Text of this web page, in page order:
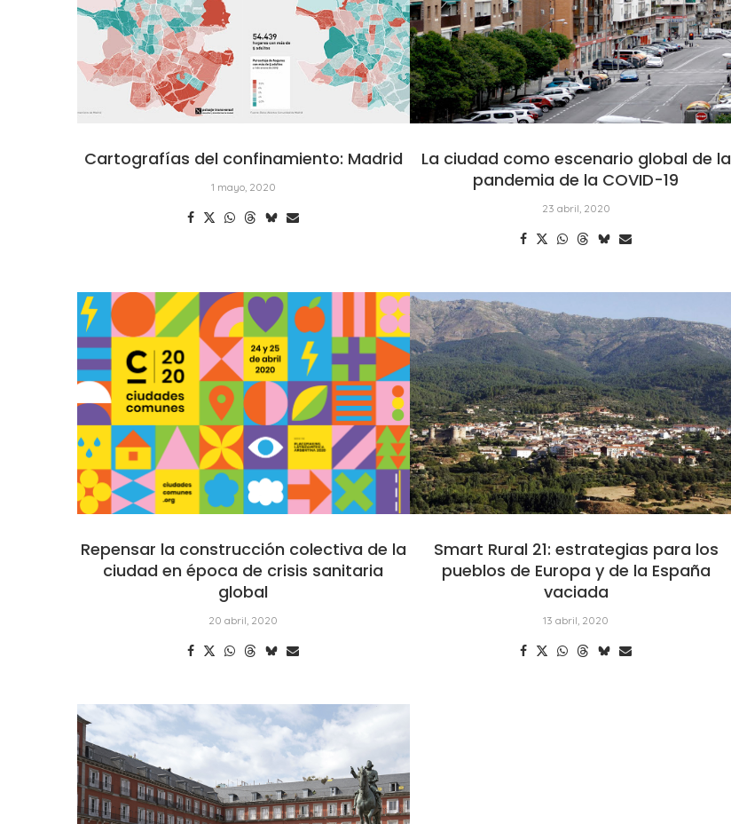
Cartografías del confinamiento: Madrid
1 mayo, 2020
La ciudad como escenario global de la
pandemia de la COVID-19
23 abril, 2020
Repensar la construcción colectiva de la
ciudad en época de crisis sanitaria
global
20 abril, 2020
Smart Rural 21: estrategias para los
pueblos de Europa y de la España
vaciada
13 abril, 2020